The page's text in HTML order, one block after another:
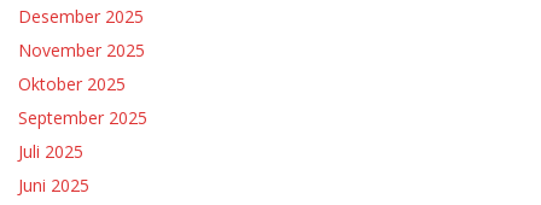
Desember 2025
November 2025
Oktober 2025
September 2025
Juli 2025
Juni 2025